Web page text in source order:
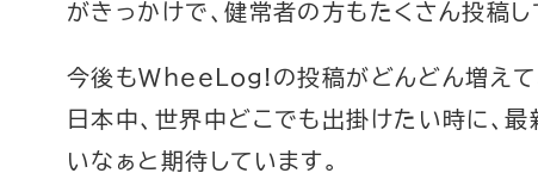
がきっかけで、健常者の方もたくさん投稿し
今後もWheeLog!の投稿がどんどん増えて
日本中、世界中どこでも出掛けたい時に、
いなぁと期待しています。